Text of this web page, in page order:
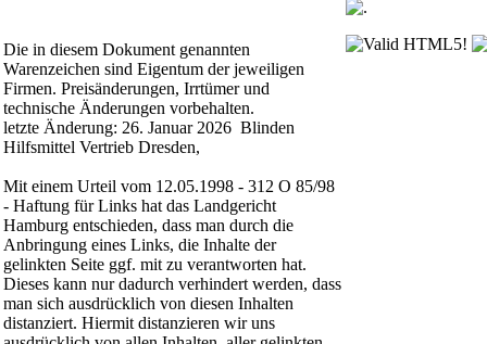
Die in diesem Dokument genannten
Warenzeichen sind Eigentum der jeweiligen
Firmen. Preisänderungen, Irrtümer und
technische Änderungen vorbehalten.
letzte Änderung: 26. Januar 2026 Blinden
Hilfsmittel Vertrieb Dresden,
Mit einem Urteil vom 12.05.1998 - 312 O 85/98
- Haftung für Links hat das Landgericht
Hamburg entschieden, dass man durch die
Anbringung eines Links, die Inhalte der
gelinkten Seite ggf. mit zu verantworten hat.
Dieses kann nur dadurch verhindert werden, dass
man sich ausdrücklich von diesen Inhalten
distanziert. Hiermit distanzieren wir uns